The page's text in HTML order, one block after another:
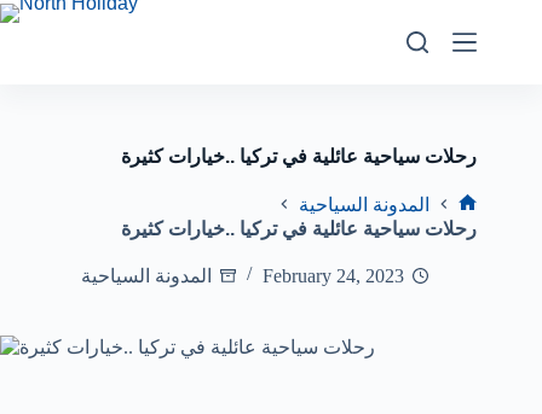
رحلات سياحية عائلية في تركيا ..خيارات كثيرة
المدونة السياحية
رحلات سياحية عائلية في تركيا ..خيارات كثيرة
February 24, 2023 المدونة السياحية